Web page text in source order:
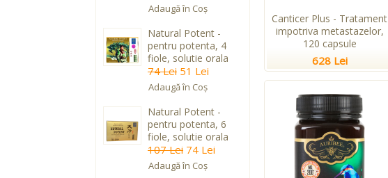
Adaugă în Coş
Natural Potent -
pentru potenta, 4
fiole, solutie orala
74 Lei 51 Lei
Adaugă în Coş
Natural Potent -
pentru potenta, 6
fiole, solutie orala
107 Lei 74 Lei
Adaugă în Coş
Canticer Plus - Tratament
impotriva metastazelor,
120 capsule
628 Lei